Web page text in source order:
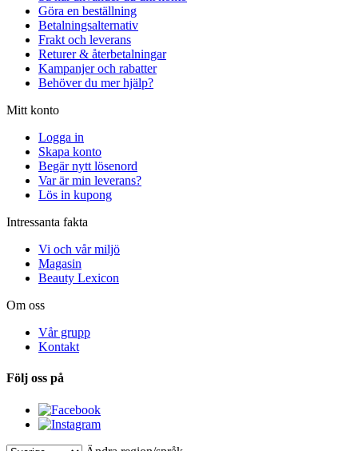
Göra en beställning
Betalningsalternativ
Frakt och leverans
Returer & återbetalningar
Kampanjer och rabatter
Behöver du mer hjälp?
Mitt konto
Logga in
Skapa konto
Begär nytt lösenord
Var är min leverans?
Lös in kupong
Intressanta fakta
Vi och vår miljö
Magasin
Beauty Lexicon
Om oss
Vår grupp
Kontakt
Följ oss på